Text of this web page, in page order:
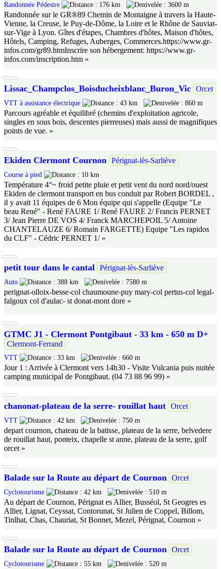
Randonnée Pédestre 176 km 3600 m
Randonnée sur le GR®89 Chemin de Montaigne à travers la Haute-
Vienne, la Creuse, le Puy-de-Dôme, la Loire et le Rhône de Sauviat-
sur-Vige à Lyon. Gîtes d'étapes, Chambres d'hôtes, Maison d'hôtes,
Hôtels, Camping, Refuges, Auberges, Commerces.https://www.gr-
infos.com/gr89.htmInscrire son hébergement: https://www.gr-
infos.com/inscription.htm »
Lissac_Champclos_Boisducheixblanc_Buron_Vic Orcet
VTT à assistance électrique 43 km 860 m
Parcours agréable et équilibré (chemins d'exploitation agricole,
singles en sous bois, descentes pierreuses) mais aussi de magnifiques
points de vue. »
Ekiden Clermont Cournon Pérignat-lès-Sarliève
Course à pied 10 km
Température 4°~ froid petite pluie et petit vent du nord nord/ouest
Ekiden de clermont transport en bus conduit par Robert BORDEL ,
il y avait 11 équipes de 6 Mon équipe qui s'appelle (Equipe "Le
beau René" - René FAURE 1/ René FAURE 2/ Francis PERNET
3/ Jean Pierre DE VOS 4/ Franck MARCHEPOIL 5/ Antoine
CHANTELAUZE 6/ Romain FARGETTE) Equipe "Les rapidos
du CLF" - Cédric PERNET 1/ »
petit tour dans le cantal Pérignat-lès-Sarliève
Auto 388 km 7580 m
perignat-olloix-besse-col chaumoune-puy mary-col pertus-col legal-
falgoux col d'aulac- st donat-mont dore »
GTMC J1 - Clermont Pontgibaut - 33 km - 650 m D+
Clermont-Ferrand
VTT 33 km 660 m
Jour 1 : Arrivée à Clermont vers 14h30 - Visite Vulcania puis nuitée
camping municipal de Pontgibaut. (04 73 88 96 99) »
chanonat-plateau de la serre- rouillat haut Orcet
VTT 42 km 750 m
depart cournon, chateau de la batisse, plateau de la serre, belvedere
de rouillat haut, ponteix, chapelle st anne, plateau de la serre, golf
orcet »
Balade sur la Route au départ de Cournon Orcet
Cyclotourisme 42 km 510 m
Au départ de Cournon, Pérignat es Allier, Busséol, St Geogres es
Allier, Lignat, Ceyssat, Contorunat, St Julien de Coppel, Billom,
Tinlhat, Chas, Chauriat, St Bonnet, Mezel, Pérignat, Cournon »
Balade sur la Route au départ de Cournon Orcet
Cyclotourisme 55 km 520 m